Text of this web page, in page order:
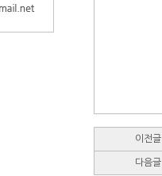
이전글
다음글